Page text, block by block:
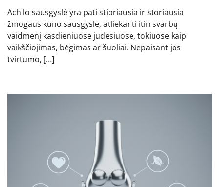
Achilo sausgyslė yra pati stipriausia ir storiausia
žmogaus kūno sausgyslė, atliekanti itin svarbų
vaidmenį kasdieniuose judesiuose, tokiuose kaip
vaikščiojimas, bėgimas ar šuoliai. Nepaisant jos
tvirtumo, […]